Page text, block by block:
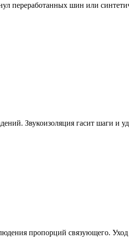
шин или
Звукоизоляция гасит шаги и
пропорций связующего.